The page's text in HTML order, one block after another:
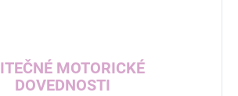
MOTORICKÉ
DOVEDNOSTI